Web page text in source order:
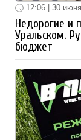
12:06 | 30 июня
Недорогие и
Уральском.
бюджет